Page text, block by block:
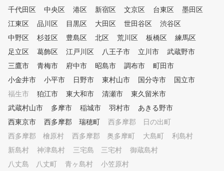
放題、レンジ使い放題のサブス
クモデル 外部資格を有する専
属プロのレッスンを、毎日、何
度でも受けられます。また打席
したい時にはシミュレーション
を使って、効率よく練習できま
す。お客様のご予定にあわせて
、ご利用ください。 ④ゴルフ
初心者から上級者まで楽しめる
練習モード 同じシチュエーシ
たり、ゲーム感覚でティーショ
ットやアプローチの練習を楽し
んだり、実際のコースをリアル
に再現したコースでラウンドし
たり、数多くの練習モードがあ
千代田区
中央区 港区 新宿区 文京区 台東区
墨田区
江東区
品川区 目黒区 大田区 世田谷区
渋谷区
中野区
杉並区 豊島区 北区 荒川区 板橋区
練馬区
足立区
葛飾区 江戸川区 八王子市 立川市
武蔵野市
三鷹市
青梅市 府中市 昭島市 調布市
町田市
小金井市
小平市 日野市 東村山市 国分寺市
国立市
福生市
狛江市 東大和市 清瀬市
東久留米市
武蔵村山市
多摩市 稲城市 羽村市
あきる野市
西東京市
西多摩郡 瑞穂町
西多摩郡 日の出町
西多摩郡 檜原村
西多摩郡 奥多摩町 大島町
利島村
新島村
神津島村 三宅島 三宅村
御蔵島村
八丈島 八丈町
青ヶ島村
小笠原村